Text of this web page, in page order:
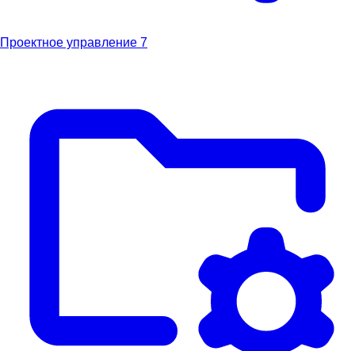
Проектное управление 7